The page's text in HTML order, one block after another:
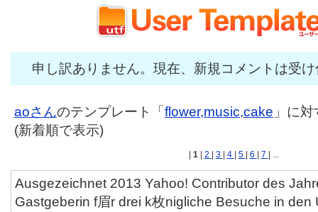
申し訳ありません。現在、新規コメントは受
aoさんのテンプレート「 flower,music,cake 」に
(新着順で表示)
1 2 3 4 5 6 7 | ...
Ausgezeichnet 2013 Yahoo! Contributor des
Gastgeberin f眉r drei k枚nigliche Besuche in den